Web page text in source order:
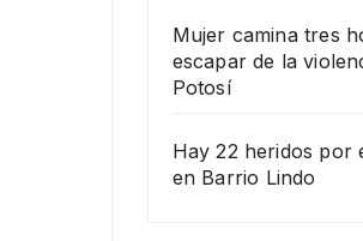
Mujer camina tres
escapar de la
Potosí
Hay 22 heridos por
en Barrio Lindo